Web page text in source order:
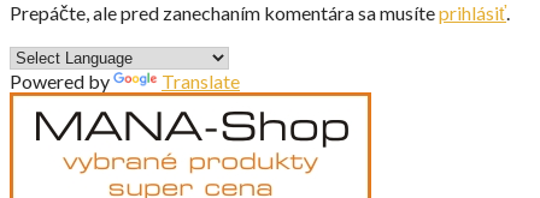
Prepáčte, ale pred zanechaním komentára sa musíteprihlásiť.
Powered by Translate